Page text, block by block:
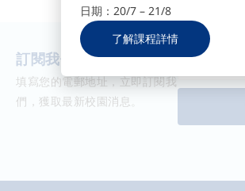
訂閱我們獲取最新資訊
填寫您的電郵地址，立即訂閱我
們，獲取最新校園消息。
日期：20/7 – 21/8
了解課程詳情